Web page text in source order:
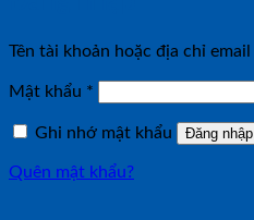
Tên tài khoản hoặc địa chỉ email
Mật khẩu *
Ghi nhớ mật khẩu
Đăng nhập
Quên mật khẩu?